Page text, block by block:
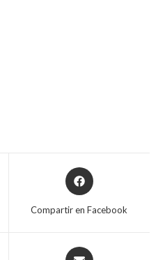
Compartir en Facebook